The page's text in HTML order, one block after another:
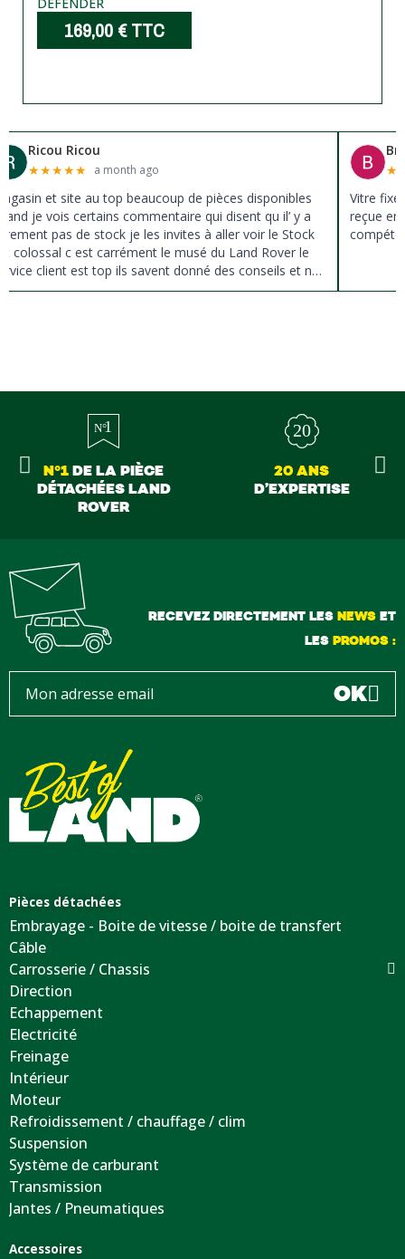
169,00 €TTC
Ricou Ricou
★★★★★ a month ago
et site au top beaucoup de pièces disponibles
je vois certains commentaire qui disent qu il’ y a
pas de stock je les invites à aller voir le Stock
colossal c est carrément le musé du Land Rover le
client est top ils savent donné des conseils et ne
pas à la vente ils sont vraiment au top du top
★
Vitre
reçue
N°1DE LA PIÈCE
DÉTACHÉES LAND
ROVER
20 ANS
D’EXPERTISE
RECEVEZ DIRECTEMENT LES NEWSET
LES PROMOS :
OK
Pièces détachées
Embrayage - Boite de vitesse / boite de transfert
Câble
Carrosserie / Chassis
Direction
Echappement
Electricité
Freinage
Intérieur
Moteur
Refroidissement / chauffage / clim
Suspension
Système de carburant
Transmission
Jantes / Pneumatiques
Accessoires